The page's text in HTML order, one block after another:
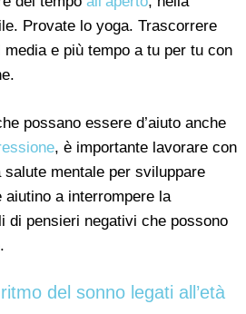
Provate lo yoga. Trascorrere
e più tempo a tu per tu con
possano essere d’aiuto anche
, è importante lavorare con
mentale per sviluppare
a interrompere la
di pensieri negativi che possono
del sonno legati all’età